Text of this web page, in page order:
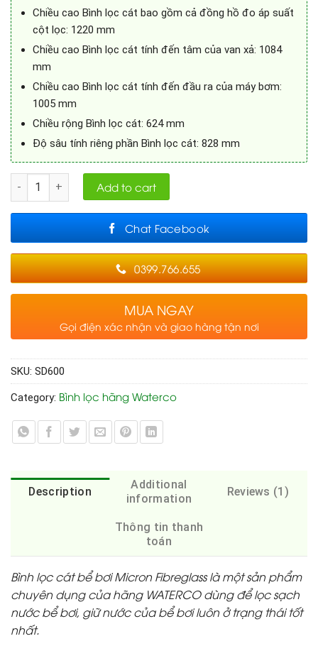
Chiều cao Bình lọc cát bao gồm cả đồng hồ đo áp suất
cột lọc: 1220 mm
Chiều cao Bình lọc cát tính đến tâm của van xả: 1084
mm
Chiều cao Bình lọc cát tính đến đầu ra của máy bơm:
1005 mm
Chiều rộng Bình lọc cát: 624 mm
Độ sâu tính riêng phần Bình lọc cát: 828 mm
Quantity Add to cart
Chat Facebook
0399.766.655
MUA NGAY
Gọi điện xác nhận và giao hàng tận nơi
SKU: SD600
Category: Bình lọc hãng Waterco
Description
Additional
information
Reviews (1)
Thông tin thanh
toán
Bình lọc cát bể bơi Micron Fibreglass là một sản phẩm
chuyên dụng của hãng WATERCO dùng để lọc sạch
nước bể bơi, giữ nước của bể bơi luôn ở trạng thái tốt
nhất.